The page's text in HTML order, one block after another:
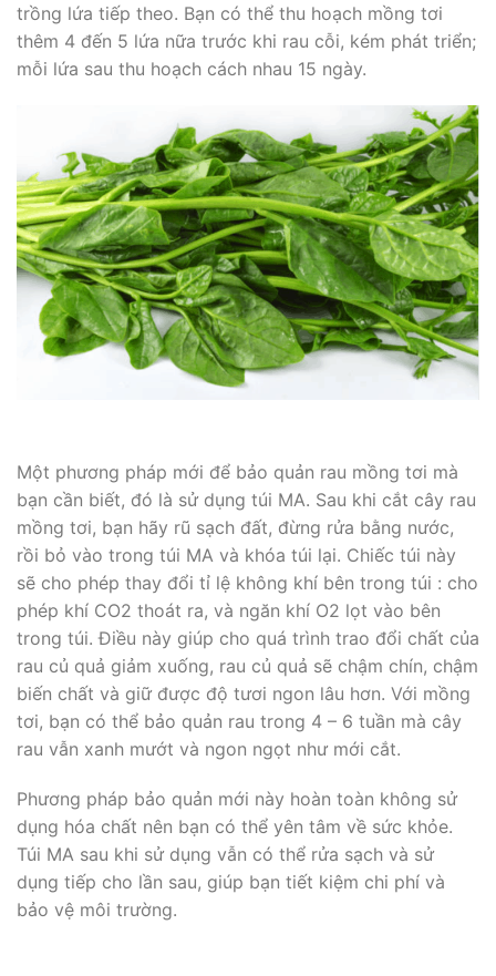
trồng lứa tiếp theo. Bạn có thể thu hoạch mồng tơi
thêm 4 đến 5 lứa nữa trước khi rau cỗi, kém phát triển;
mỗi lứa sau thu hoạch cách nhau 15 ngày.
Một phương pháp mới để bảo quản rau mồng tơi mà
bạn cần biết, đó là sử dụng túi MA. Sau khi cắt cây rau
mồng tơi, bạn hãy rũ sạch đất, đừng rửa bằng nước,
rồi bỏ vào trong túi MA và khóa túi lại. Chiếc túi này
sẽ cho phép thay đổi tỉ lệ không khí bên trong túi : cho
phép khí CO2 thoát ra, và ngăn khí O2 lọt vào bên
trong túi. Điều này giúp cho quá trình trao đổi chất của
rau củ quả giảm xuống, rau củ quả sẽ chậm chín, chậm
biến chất và giữ được độ tươi ngon lâu hơn. Với mồng
tơi, bạn có thể bảo quản rau trong 4 – 6 tuần mà cây
rau vẫn xanh mướt và ngon ngọt như mới cắt.
Phương pháp bảo quản mới này hoàn toàn không sử
dụng hóa chất nên bạn có thể yên tâm về sức khỏe.
Túi MA sau khi sử dụng vẫn có thể rửa sạch và sử
dụng tiếp cho lần sau, giúp bạn tiết kiệm chi phí và
bảo vệ môi trường.